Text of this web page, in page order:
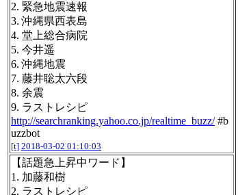
2. 緊急地震速報
3. 沖縄県西表島
4. 堂上総合病院
5. 今井遥
6. 沖縄地震
7. 藤井聡太六段
8. 余震
9. ラストレシピ
http://searchranking.yahoo.co.jp/realtime_buzz/#b
uzzbot
[t] 2018-03-02 01:10:03
【話題急上昇中ワード】
1. 加藤和樹
2. ラストレシピ